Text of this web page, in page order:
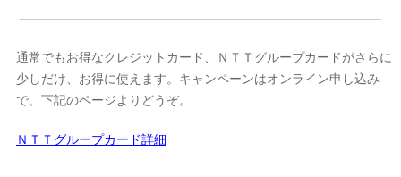
通常でもお得なクレジットカード、ＮＴＴグループカードがさらに
少しだけ、お得に使えます。キャンペーンはオンライン申し込み
で、下記のページよりどうぞ。
ＮＴＴグループカード詳細